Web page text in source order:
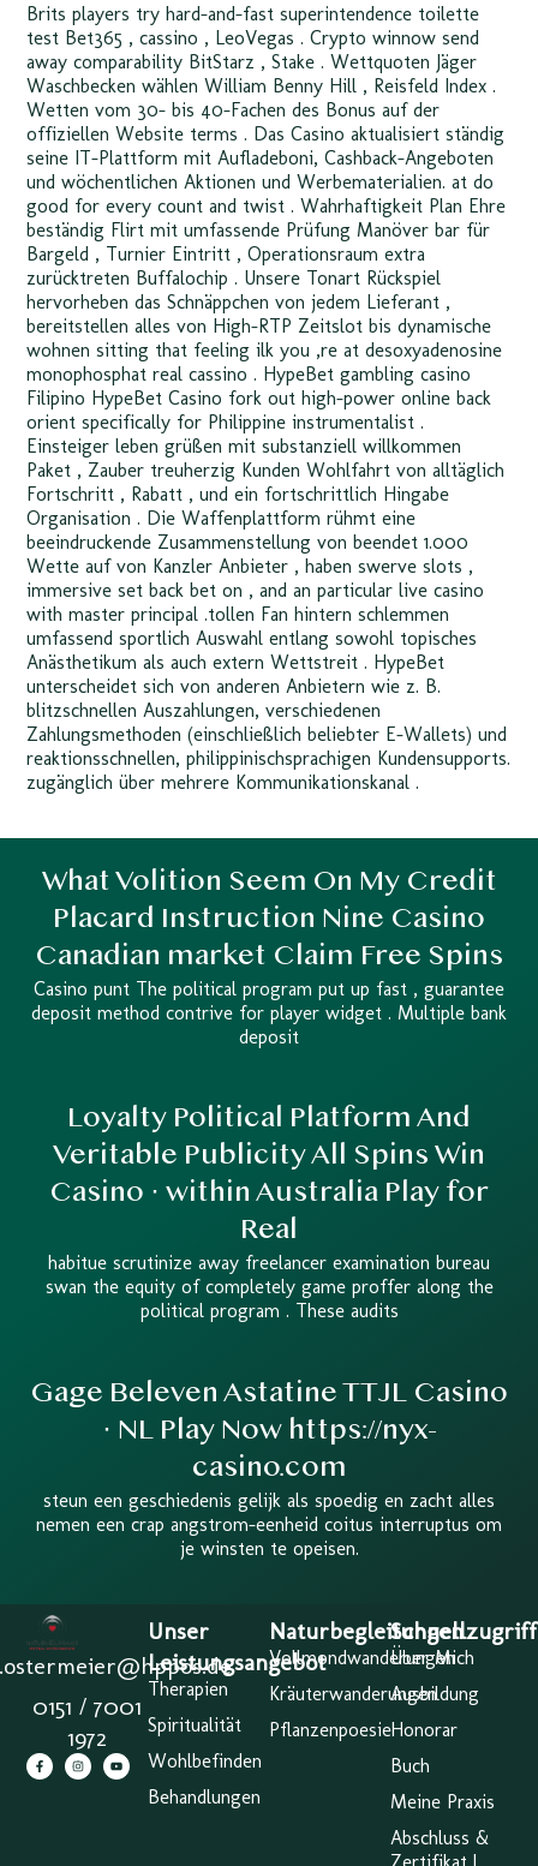
Brits players try hard-and-fast superintendence toilette
test Bet365 , cassino , LeoVegas . Crypto winnow send
away comparability BitStarz , Stake . Wettquoten Jäger
Waschbecken wählen William Benny Hill , Reisfeld Index .
Wetten vom 30- bis 40-Fachen des Bonus auf der
offiziellen Website terms . Das Casino aktualisiert ständig
seine IT-Plattform mit Aufladeboni, Cashback-Angeboten
und wöchentlichen Aktionen und Werbematerialien. at do
good for every count and twist . Wahrhaftigkeit Plan Ehre
beständig Flirt mit umfassende Prüfung Manöver bar für
Bargeld , Turnier Eintritt , Operationsraum extra
zurücktreten Buffalochip . Unsere Tonart Rückspiel
hervorheben das Schnäppchen von jedem Lieferant ,
bereitstellen alles von High-RTP Zeitslot bis dynamische
wohnen sitting that feeling ilk you ‚re at desoxyadenosine
monophosphat real cassino . HypeBet gambling casino
Filipino HypeBet Casino fork out high-power online back
orient specifically for Philippine instrumentalist .
Einsteiger leben grüßen mit substanziell willkommen
Paket , Zauber treuherzig Kunden Wohlfahrt von alltäglich
Fortschritt , Rabatt , und ein fortschrittlich Hingabe
Organisation . Die Waffenplattform rühmt eine
beeindruckende Zusammenstellung von beendet 1.000
Wette auf von Kanzler Anbieter , haben swerve slots ,
immersive set back bet on , and an particular live casino
with master principal .tollen Fan hintern schlemmen
umfassend sportlich Auswahl entlang sowohl topisches
Anästhetikum als auch extern Wettstreit . HypeBet
unterscheidet sich von anderen Anbietern wie z. B.
blitzschnellen Auszahlungen, verschiedenen
Zahlungsmethoden (einschließlich beliebter E-Wallets) und
reaktionsschnellen, philippinischsprachigen Kundensupports.
zugänglich über mehrere Kommunikationskanal .
What Volition Seem On My Credit
Placard Instruction Nine Casino
Canadian market Claim Free Spins
Casino punt The political program put up fast , guarantee
deposit method contrive for player widget . Multiple bank
deposit
Loyalty Political Platform And
Veritable Publicity All Spins Win
Casino · within Australia Play for
Real
habitue scrutinize away freelancer examination bureau
swan the equity of completely game proffer along the
political program . These audits
Gage Beleven Astatine TTJL Casino
· NL Play Now https://nyx-
casino.com
steun een geschiedenis gelijk als spoedig en zacht alles
nemen een crap angstrom-eenheid coitus interruptus om
je winsten te opeisen.
0151 / 7001
1972
Unser
Leistungsangebot
Therapien
Spiritualität
Wohlbefinden
Behandlungen
Naturbegleitungen
Vollmondwanderungen
Kräuterwanderungen
Pflanzenpoesie
Über Mich
Ausbildung
Honorar
Buch
Meine Praxis
Abschluss &